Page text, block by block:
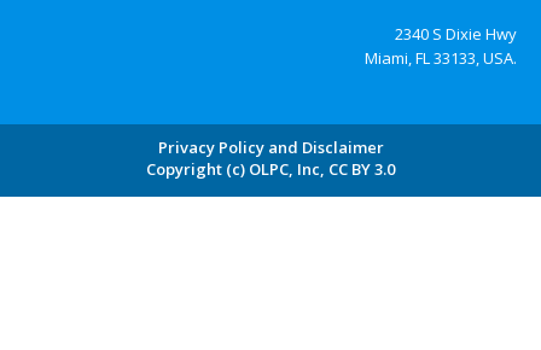
2340 S Dixie Hwy
Miami, FL 33133, USA.
Privacy Policy and Disclaimer
Copyright (c) OLPC, Inc, CC BY 3.0